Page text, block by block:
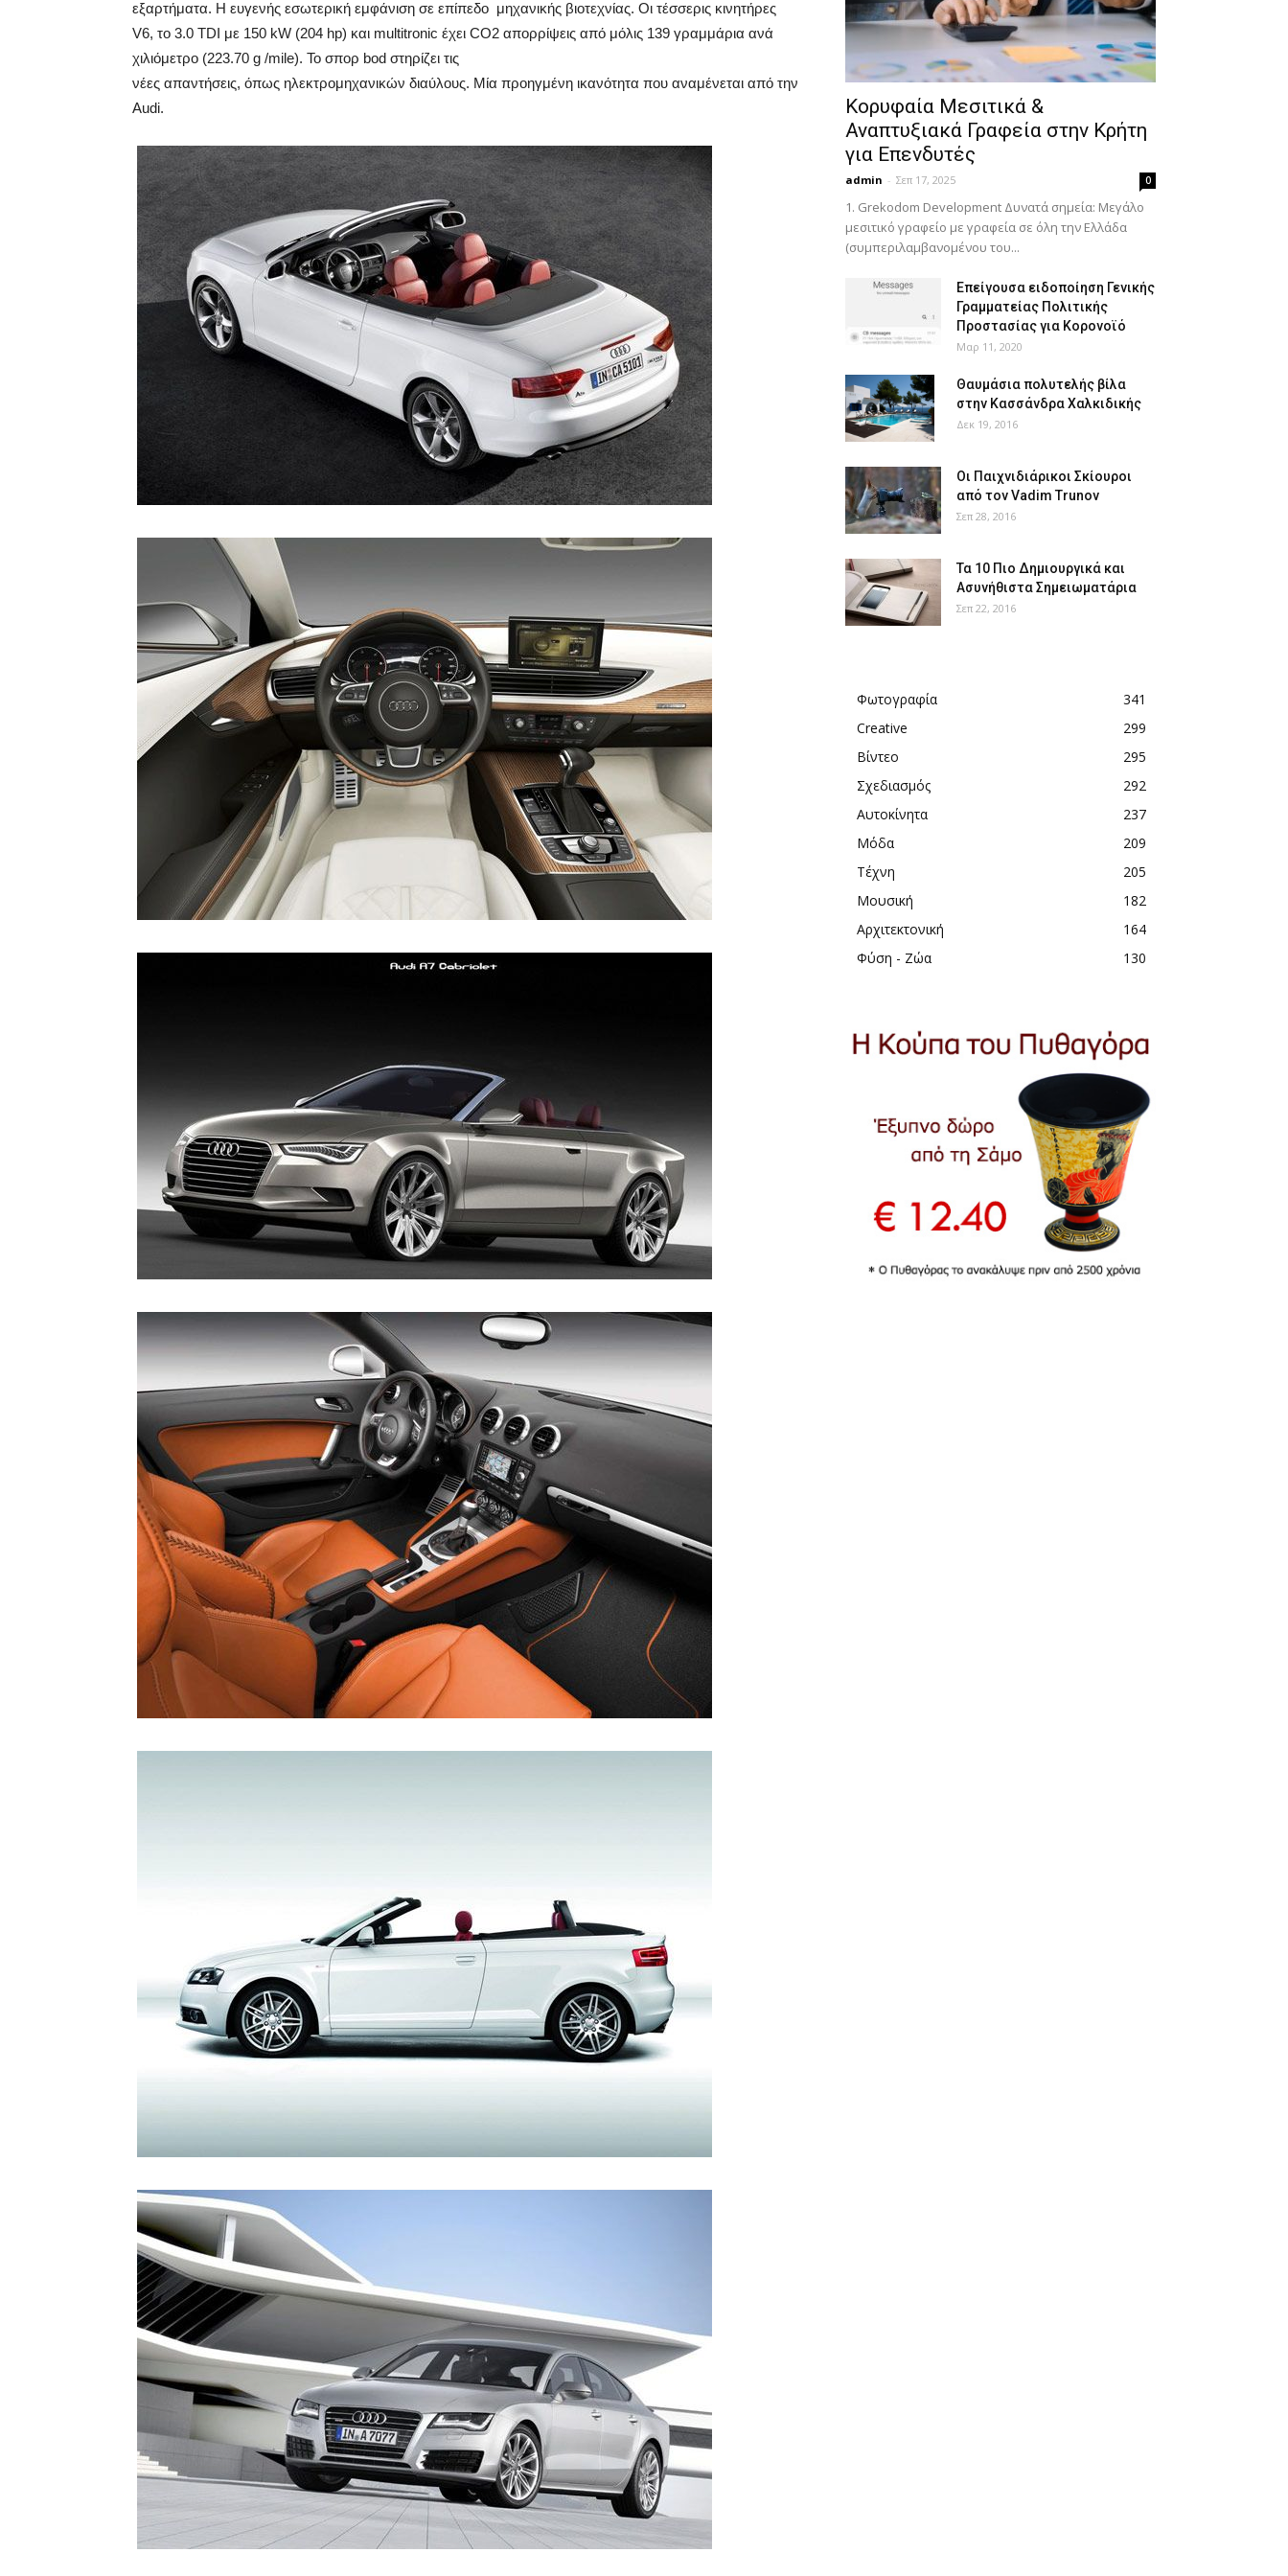
εξαρτήματα. Η ευγενής εσωτερική εμφάνιση σε επίπεδο μηχανικής βιοτεχνίας. Οι τέσσερις κινητήρες
V6, το 3.0 TDI με 150 kW (204 hp) και multitronic έχει CO2 απορρίψεις από μόλις 139 γραμμάρια ανά
χιλιόμετρο (223.70 g /mile). Το σπορ bod στηρίζει τις
νέες απαντήσεις, όπως ηλεκτρομηχανικών διαύλους. Μία προηγμένη ικανότητα που αναμένεται από την
Audi.
Κορυφαία Μεσιτικά &
Αναπτυξιακά Γραφεία στην Κρήτη
για Επενδυτές
admin - Σεπ 17, 2025 0
1. Grekodom Development Δυνατά σημεία: Μεγάλο
μεσιτικό γραφείο με γραφεία σε όλη την Ελλάδα
(συμπεριλαμβανομένου του...
Επείγουσα ειδοποίηση Γενικής
Γραμματείας Πολιτικής
Προστασίας για Κορονοϊό
Μαρ 11, 2020
Θαυμάσια πολυτελής βίλα
στην Κασσάνδρα Χαλκιδικής
Δεκ 19, 2016
Οι Παιχνιδιάρικοι Σκίουροι
από τον Vadim Trunov
Σεπ 28, 2016
Τα 10 Πιο Δημιουργικά και
Ασυνήθιστα Σημειωματάρια
Σεπ 22, 2016
Φωτογραφία
341
Creative
299
Βίντεο
295
Σχεδιασμός
292
Αυτοκίνητα
237
Μόδα
209
Τέχνη
205
Μουσική
182
Αρχιτεκτονική
164
Φύση - Ζώα
130